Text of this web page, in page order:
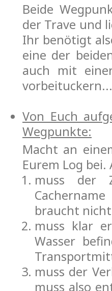
Beide
der Trave und
Ihr benötigt
eine der
auch mit
vorbeituckern...
Von Euch
Wegpunkte:
Macht an
Eurem Log
muss der
braucht
muss klar
Wasser
muss der
muss also